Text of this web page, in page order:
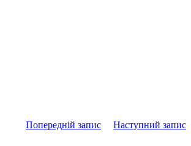
Попередній запис Наступний запис